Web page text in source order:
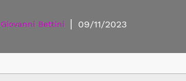
Giovanni Bettini | 09/11/2023